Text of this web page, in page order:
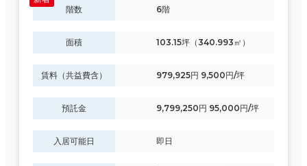
階数 6階
面積 103.15坪（340.993㎡）
賃料（共益費含） 979,925円 9,500円/坪
預託金 9,799,250円 95,000円/坪
入居可能日 即日